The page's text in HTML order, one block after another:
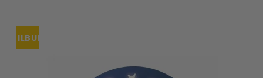
TILBUD